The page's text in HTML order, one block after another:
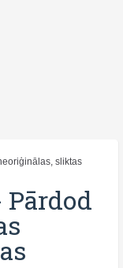
sliktas
Pārdod